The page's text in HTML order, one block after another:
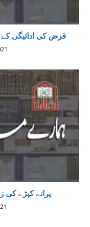
قرض کی ادائیگی
پرانے کپڑے